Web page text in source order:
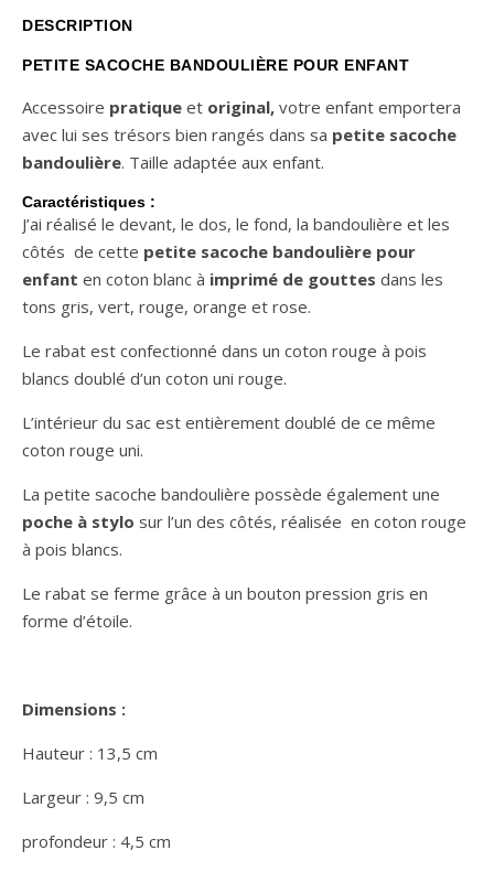
DESCRIPTION
PETITE SACOCHE BANDOULIÈRE POUR ENFANT
Accessoire pratique et original, votre enfant emportera
avec lui ses trésors bien rangés dans sa petite sacoche
bandoulière. Taille adaptée aux enfant.
Caractéristiques :
J’ai réalisé le devant, le dos, le fond, la bandoulière et les
côtés de cette petite sacoche bandoulière pour
enfant en coton blanc à imprimé de gouttes dans les
tons gris, vert, rouge, orange et rose.
Le rabat est confectionné dans un coton rouge à pois
blancs doublé d’un coton uni rouge.
L’intérieur du sac est entièrement doublé de ce même
coton rouge uni.
La petite sacoche bandoulière possède également une
poche à stylo sur l’un des côtés, réalisée en coton rouge
à pois blancs.
Le rabat se ferme grâce à un bouton pression gris en
forme d’étoile.
Dimensions :
Hauteur : 13,5 cm
Largeur : 9,5 cm
profondeur : 4,5 cm